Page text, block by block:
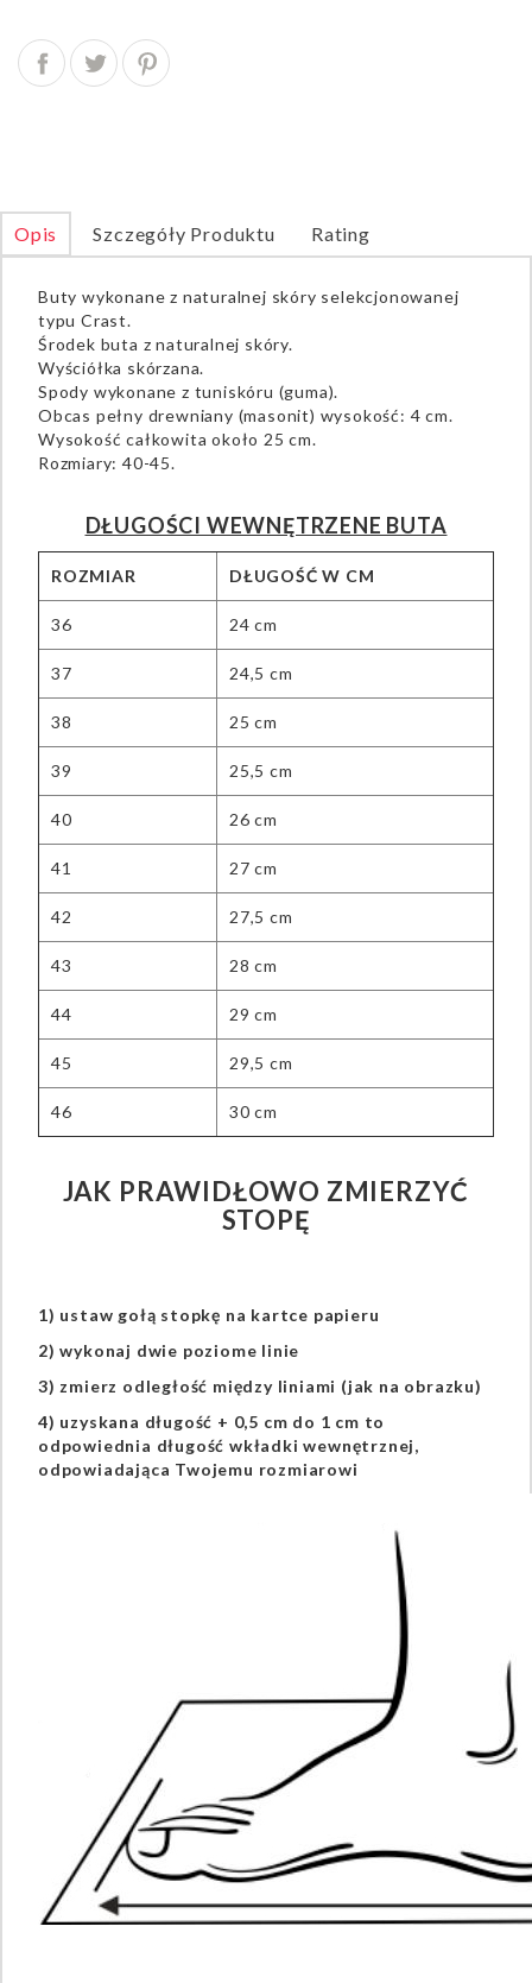
Opis Szczegóły Produktu Rating
Buty wykonane z naturalnej skóry selekcjonowanej
typu Crast.
Środek buta z naturalnej skóry.
Wyściółka skórzana.
Spody wykonane z tuniskóru (guma).
Obcas pełny drewniany (masonit) wysokość: 4 cm.
Wysokość całkowita około 25 cm.
Rozmiary: 40-45.
DŁUGOŚCI WEWNĘTRZENE BUTA
ROZMIAR DŁUGOŚĆ W CM
36 24 cm
37 24,5 cm
38 25 cm
39 25,5 cm
40 26 cm
41 27 cm
42 27,5 cm
43 28 cm
44 29 cm
45 29,5 cm
46 30 cm
JAK PRAWIDŁOWO ZMIERZYĆ
STOPĘ
1) ustaw gołą stopkę na kartce papieru
2) wykonaj dwie poziome linie
3) zmierz odległość między liniami (jak na obrazku)
4) uzyskana długość + 0,5 cm do 1 cm to
odpowiednia długość wkładki wewnętrznej,
odpowiadająca Twojemu rozmiarowi